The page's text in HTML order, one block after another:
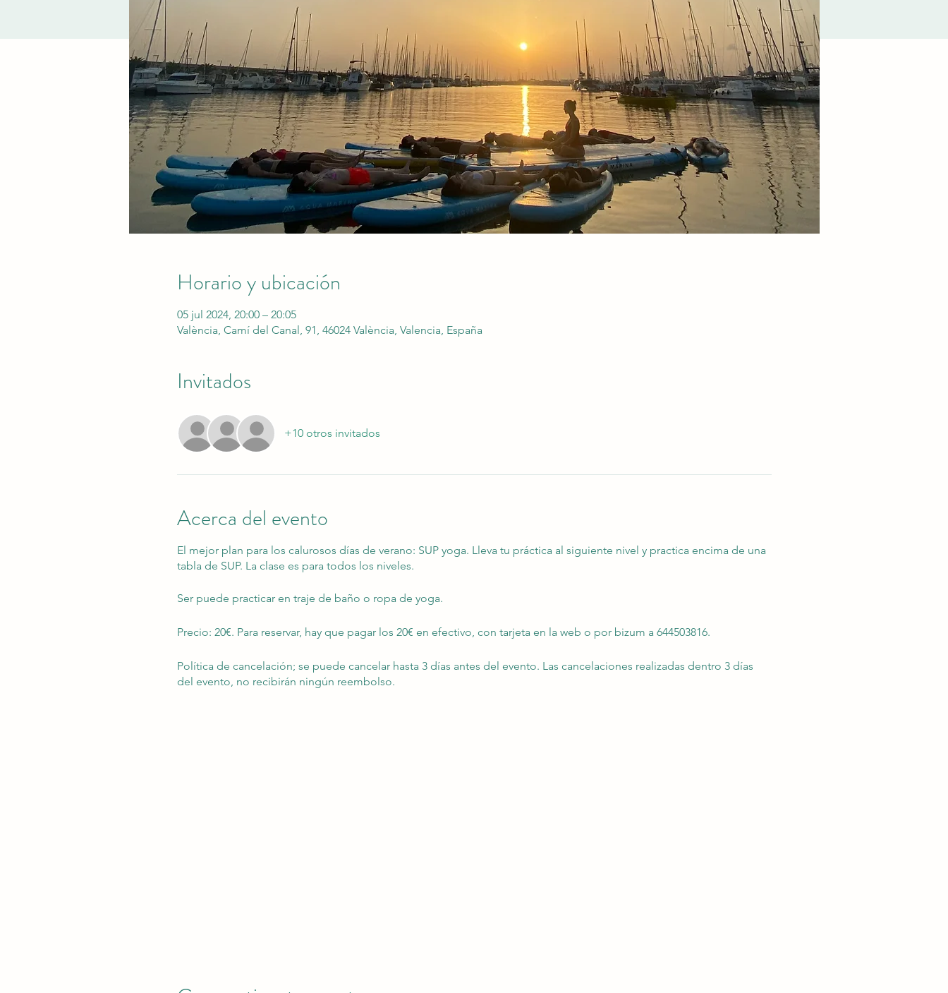
Horario y ubicación
05 jul 2024, 20:00 – 20:05
València, Camí del Canal, 91, 46024 València, Valencia, España
Invitados
+10 otros invitados
Acerca del evento
El mejor plan para los calurosos días de verano: SUP yoga. Lleva tu práctica al siguiente nivel y practica encima de una
tabla de SUP. La clase es para todos los niveles.
Ser puede practicar en traje de baño o ropa de yoga.
Precio: 20€. Para reservar, hay que pagar los 20€ en efectivo, con tarjeta en la web o por bizum a 644503816.
Política de cancelación; se puede cancelar hasta 3 días antes del evento. Las cancelaciones realizadas dentro 3 días
del evento, no recibirán ningún reembolso.